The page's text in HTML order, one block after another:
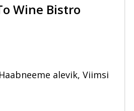
Wine Bistro
alevik, Viimsi